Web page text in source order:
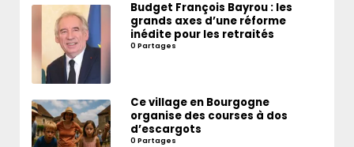
Budget François Bayrou : les
grands axes d’une réforme
inédite pour les retraités
0 Partages
Ce village en Bourgogne
organise des courses à dos
d’escargots
0 Partages